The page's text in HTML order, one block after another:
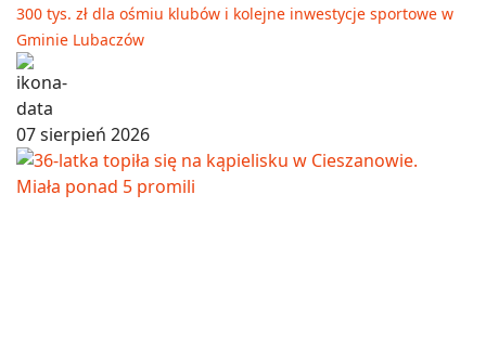
300 tys. zł dla ośmiu klubów i kolejne inwestycje sportowe w
Gminie Lubaczów
07 sierpień 2026